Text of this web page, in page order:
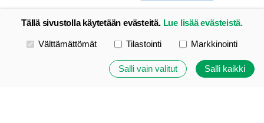
Tällä sivustolla käytetään evästeitä. Lue lisää evästeistä.
Valitse käytettävät evästeet
Välttämättömät Tilastointi Markkinointi
Salli vain valitut Salli kaikki